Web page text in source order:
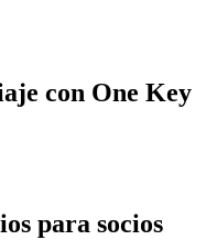
con One Key
para socios